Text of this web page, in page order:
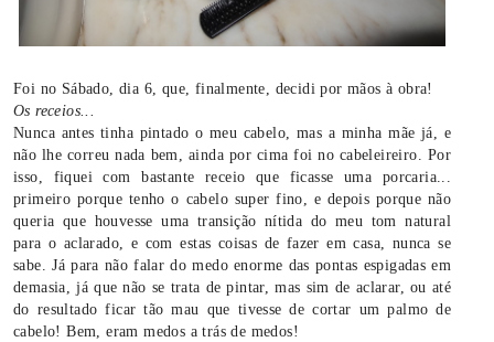
Foi no Sábado, dia 6, que, finalmente, decidi por mãos à obra!
Os receios...
Nunca antes tinha pintado o meu cabelo, mas a minha mãe já, e
não lhe correu nada bem, ainda por cima foi no cabeleireiro. Por
isso, fiquei com bastante receio que ficasse uma porcaria...
primeiro porque tenho o cabelo super fino, e depois porque não
queria que houvesse uma transição nítida do meu tom natural
para o aclarado, e com estas coisas de fazer em casa, nunca se
sabe. Já para não falar do medo enorme das pontas espigadas em
demasia, já que não se trata de pintar, mas sim de aclarar, ou até
do resultado ficar tão mau que tivesse de cortar um palmo de
cabelo! Bem, eram medos a trás de medos!